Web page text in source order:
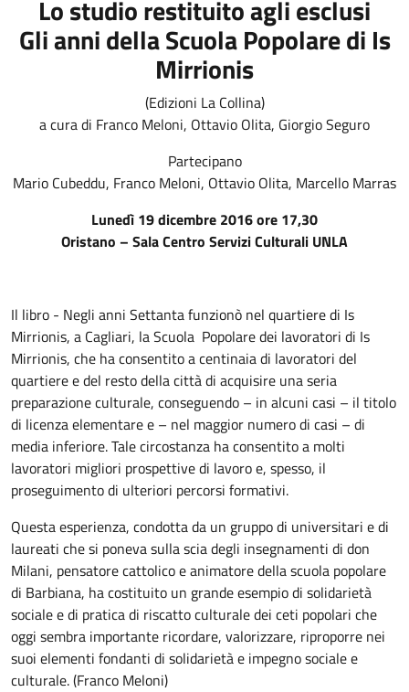
Lo studio restituito agli esclusi
Gli anni della Scuola Popolare di Is
Mirrionis
(Edizioni La Collina)
a cura di Franco Meloni, Ottavio Olita, Giorgio Seguro
Partecipano
Mario Cubeddu, Franco Meloni, Ottavio Olita, Marcello Marras
Lunedì 19 dicembre 2016 ore 17,30
Oristano – Sala Centro Servizi Culturali UNLA
Il libro - Negli anni Settanta funzionò nel quartiere di Is
Mirrionis, a Cagliari, la Scuola Popolare dei lavoratori di Is
Mirrionis, che ha consentito a centinaia di lavoratori del
quartiere e del resto della città di acquisire una seria
preparazione culturale, conseguendo – in alcuni casi – il titolo
di licenza elementare e – nel maggior numero di casi – di
media inferiore. Tale circostanza ha consentito a molti
lavoratori migliori prospettive di lavoro e, spesso, il
proseguimento di ulteriori percorsi formativi.
Questa esperienza, condotta da un gruppo di universitari e di
laureati che si poneva sulla scia degli insegnamenti di don
Milani, pensatore cattolico e animatore della scuola popolare
di Barbiana, ha costituito un grande esempio di solidarietà
sociale e di pratica di riscatto culturale dei ceti popolari che
oggi sembra importante ricordare, valorizzare, riproporre nei
suoi elementi fondanti di solidarietà e impegno sociale e
culturale. (Franco Meloni)